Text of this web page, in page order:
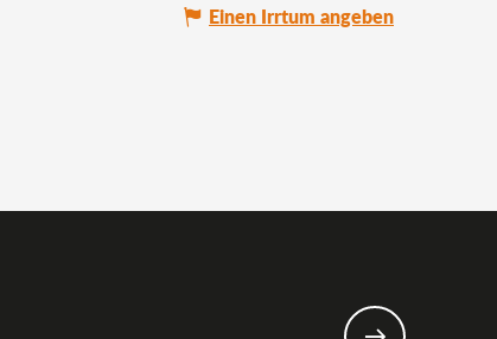
Einen Irrtum angeben